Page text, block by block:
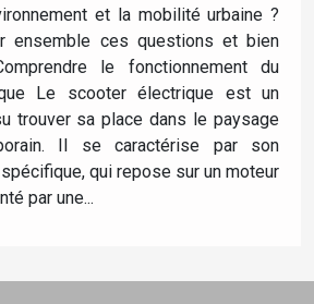
et la mobilité urbaine ?
ensemble ces questions et bien
le fonctionnement du
Le scooter électrique est un
trouver sa place dans le paysage
Il se caractérise par son
qui repose sur un moteur
par une...